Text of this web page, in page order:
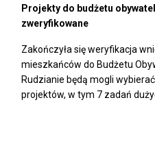
Projekty do budżetu
zweryfikowane
Zakończyła się weryfikacja
mieszkańców do Budżetu
Rudzianie będą mogli
projektów, w tym 7 zadań